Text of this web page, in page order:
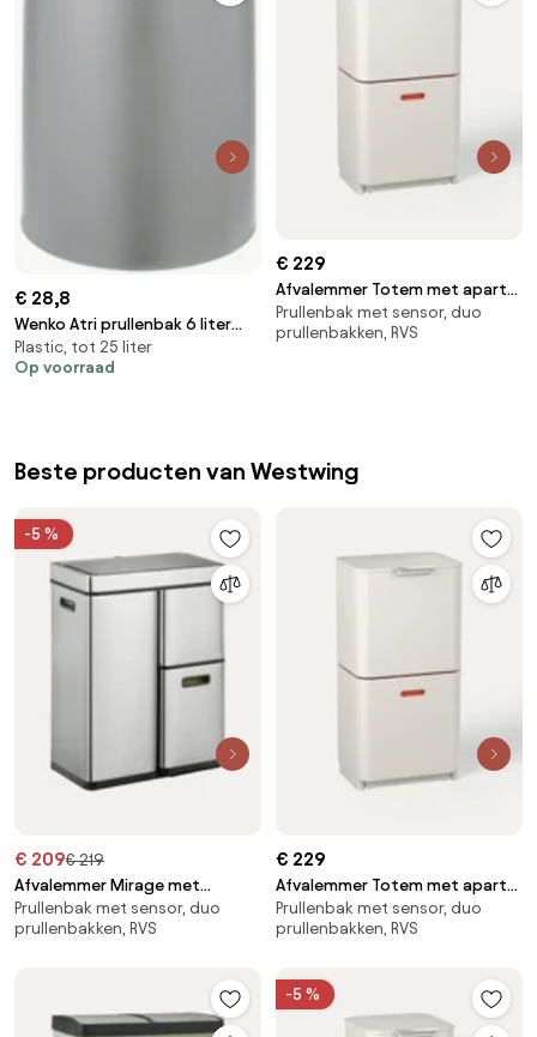
€ 28,8
Wenko Atri prullenbak 6 liter
grijs
Plastic, tot 25 liter
Op voorraad
€ 229
Afvalemmer Totem met aparte
recycling unit, in verschillende
formaten
Prullenbak met sensor, duo
prullenbakken, RVS
Beste producten van Westwing
-5 %
€ 209€ 219
Afvalemmer Mirage met
sensorfunctie, 30 L + 2x 15 L
Prullenbak met sensor, duo
prullenbakken, RVS
€ 229
Afvalemmer Totem met aparte
recycling unit, in verschillende
formaten
Prullenbak met sensor, duo
prullenbakken, RVS
-5 %